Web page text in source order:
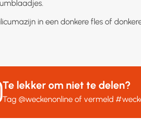
in een donkere fles of
Te lekker om niet te delen?
Tag@weckenonline of vermeld